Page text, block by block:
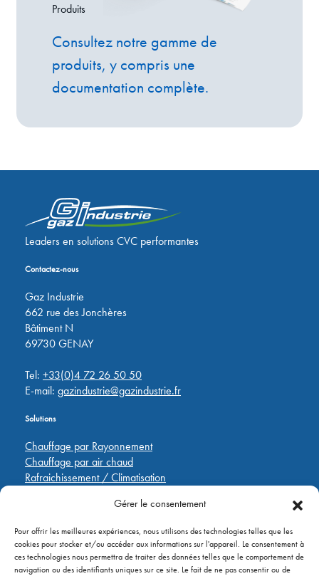
Gérer le consentement
Pour offrir les meilleures expériences, nous utilisons des technologies telles que les
cookies pour stocker et/ou accéder aux informations sur l'appareil. Le consentement à
ces technologies nous permettra de traiter des données telles que le comportement de
navigation ou des identifiants uniques sur ce site. Le fait de ne pas consentir ou de
Produits
Consultez notre gamme de
produits, y compris une
documentation complète.
Leaders en solutions CVC performantes
Contactez-nous
Gaz Industrie
662 rue des Jonchères
Bâtiment N
69730 GENAY
Tel: +33(0)4 72 26 50 50
E-mail: gazindustrie@gazindustrie.fr
Solutions
Chauffage par Rayonnement
Chauffage par air chaud
Rafraichissement / Climatisation
Liens rapides
Pièces de rechange